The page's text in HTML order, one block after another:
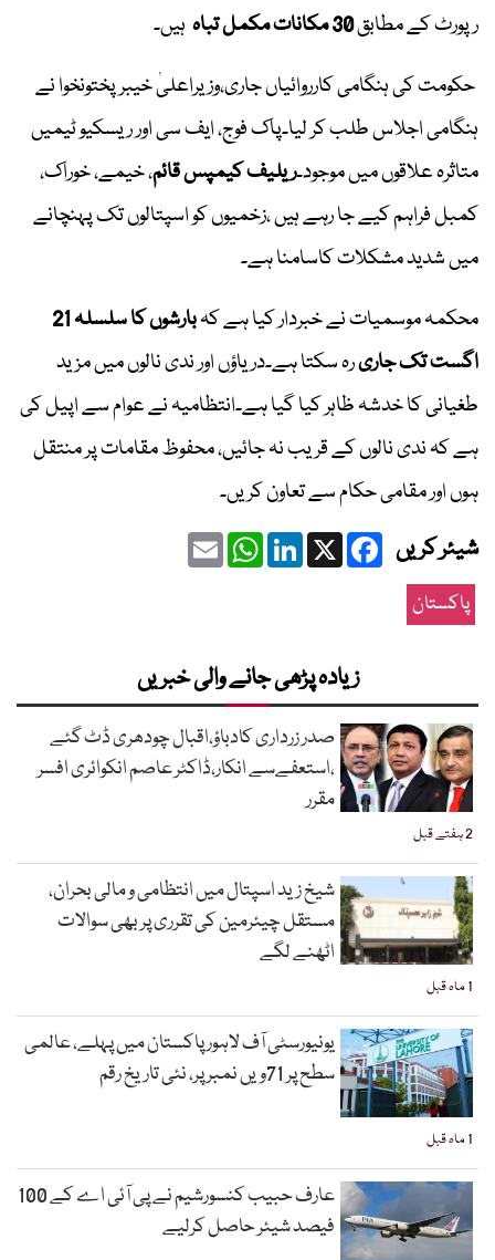
رپورٹ کے مطابق30مکانات مکمل تباہ ہیں۔
حکومت کی ہنگامی کارروائیاں جاری،وزیراعلیٰ خیبر پختونخوا نے
ہنگامی اجلاس طلب کر لیا۔پاک فوج، ایف سی اور ریسکیو ٹیمیں
متاثرہ علاقوں میں موجود۔ریلیف کیمپس قائم، خیمے، خوراک،
کمبل فراہم کیے جا رہے ہیں ،زخمیوں کو اسپتالوں تک پہنچانے
میں شدید مشکلات کاسامنا ہے۔
محکمہ موسمیات نے خبردار کیا ہے کہ
بارشوں کا سلسلہ 21
اگست تک جاریرہ سکتا ہے۔دریاؤں اور ندی نالوں میں مزید
طغیانی کا خدشہ ظاہر کیا گیا ہے۔انتظامیہ نے عوام سے اپیل کی
ہے کہ ندی نالوں کے قریب نہ جائیں، محفوظ مقامات پر منتقل
ہوں اور مقامی حکام سے تعاون کریں۔
شیئر کریں Facebook
X
LinkedIn
WhatsApp
Email
پاکستان
زیادہ پڑھی جانے والی خبریں
2 ہفتے قبل
صدر زرداری کادباؤ،اقبال چودھری ڈٹ گئے
،استعفےسے انکار،ڈاکٹر عاصم انکوائری افسر
مقرر
1 ماہ قبل
شیخ زید اسپتال میں انتظامی و مالی بحران،
مستقل چیئرمین کی تقرری پر بھی سوالات
اٹھنے لگے
1 ماہ قبل
یونیورسٹی آف لاہور پاکستان میں پہلے، عالمی
سطح پر 71ویں نمبر پر، نئی تاریخ رقم
عارف حبیب کنسورشیم نے پی آئی اے کے 100
فیصد شیئر حاصل کرلیے